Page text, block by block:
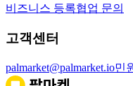
비즈니스 등록협업 문의
고객센터
palmarket@palmarket.io민